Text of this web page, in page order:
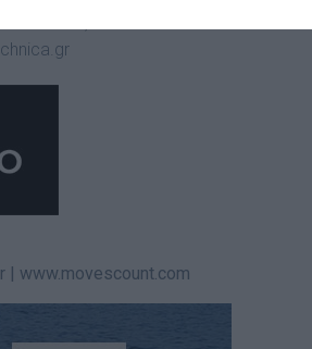
| www.movescount.com